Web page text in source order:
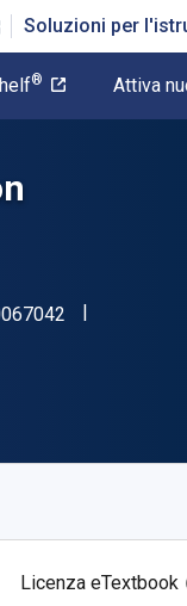
Soluzioni per
® Attiva
"ISBN-13
Licenza eTextbook